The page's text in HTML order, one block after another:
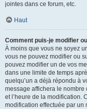
jointes dans ce forum, etc.
Haut
Comment puis-je modifier
À moins que vous ne soyez
vous ne pouvez modifier ou
pouvez modifier un de vos
dans une limite de temps
quelqu’un a déjà répondu à
message affichera le nombre
et l’heure de la modification.
modification effectuée par un